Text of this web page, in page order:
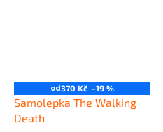
od370 Kč –19 %
Samolepka The Walking
Death